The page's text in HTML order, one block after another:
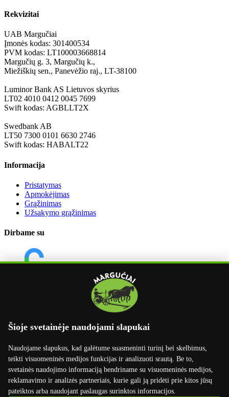
Šioje svetainėje naudojami slapukai
Naudojame slapukus, kad galėtume suasmeninti turinį bei skelbimus,
teikti visuomeninės medijos funkcijas ir analizuoti srautą. Be to,
svetainės naudojimo informaciją bendriname su visuomeninės medijos,
reklamavimo ir analizės partneriais, kurie gali ją pridėti prie kitos jūsų
pateiktos arba naudojant paslaugas surinktos informacijos.
Rekvizitai
UAB Margučiai
Įmonės kodas: 301400534
PVM kodas: LT100003668814
Margučių g. 3, Margučių k.,
Miežiškių sen., Panevėžio raj., LT-38100
Luminor Bank AS Lietuvos skyrius
LT02 4010 0412 0045 7699
Swift kodas: AGBLLT2X
Swedbank AB
LT50 7300 0101 6630 2746
Swift kodas: HABALT22
Informacija
Pristatymas
Apmokėjimas
Grąžinimas
Užsakymo grąžinimas
Dirbame su